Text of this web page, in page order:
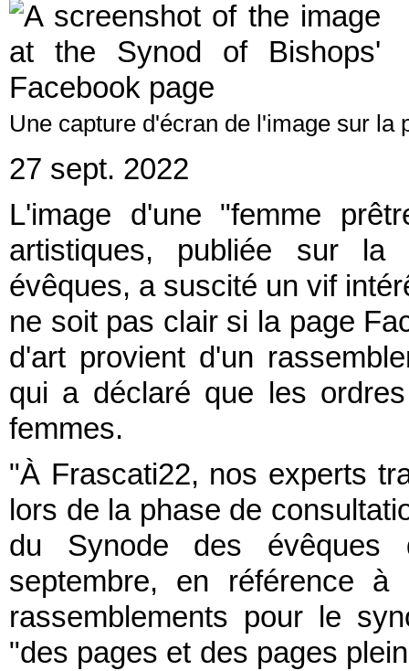
Une capture d'écran de l'image sur la
27 sept. 2022
L'image d'une "femme
artistiques, publiée sur
évêques, a suscité un vif
ne soit pas clair si la page
d'art provient d'un
qui a déclaré que les
femmes.
"À Frascati22, nos experts
lors de la phase de
du Synode des
septembre, en référence
rassemblements pour le
"des pages et des pages